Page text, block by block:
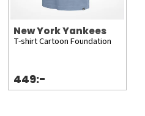
New York Yankees
T-shirt Cartoon Foundation
449:-